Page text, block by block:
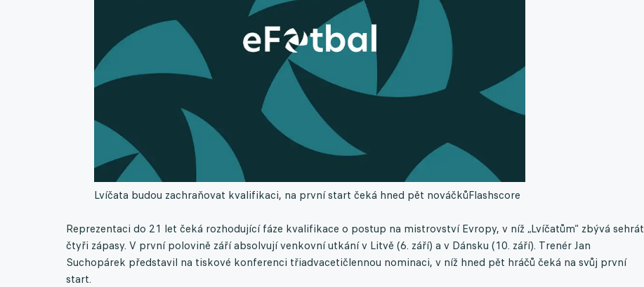
Lvíčata budou zachraňovat kvalifikaci, na první start čeká hned pět nováčkůFlashscore
Reprezentaci do 21 let čeká rozhodující fáze kvalifikace o postup na mistrovství Evropy, v níž „Lvíčatům“ zbývá sehrát
čtyři zápasy. V první polovině září absolvují venkovní utkání v Litvě (6. září) a v Dánsku (10. září). Trenér Jan
Suchopárek představil na tiskové konferenci třiadvacetičlennou nominaci, v níž hned pět hráčů čeká na svůj první
start.